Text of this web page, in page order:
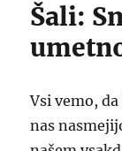
Šali:
Vsi vemo,
nas